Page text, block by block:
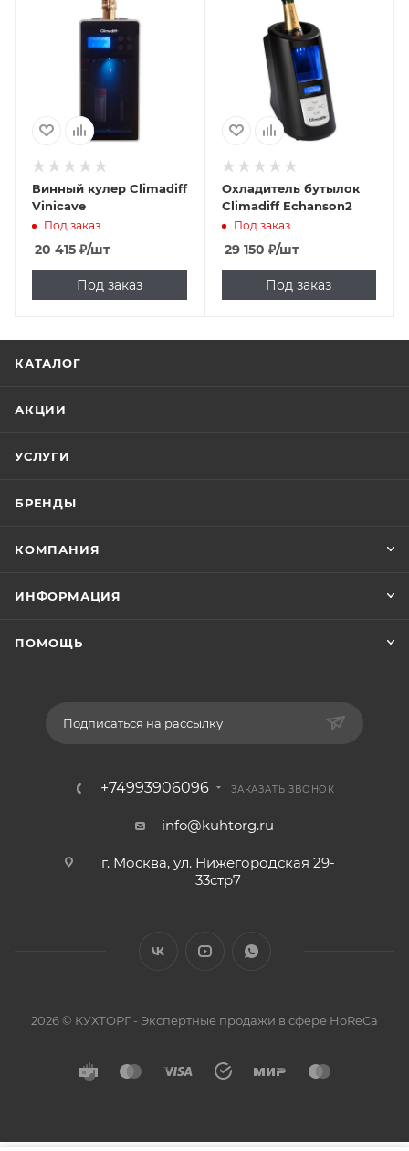
Винный кулер Climadiff
Vinicave
Под заказ
20 415 ₽/шт
Под заказ
Охладитель бутылок
Climadiff Echanson2
Под заказ
29 150 ₽/шт
Под заказ
КАТАЛОГ
АКЦИИ
УСЛУГИ
БРЕНДЫ
КОМПАНИЯ
ИНФОРМАЦИЯ
ПОМОЩЬ
Подписаться на рассылку
+74993906096 ЗАКАЗАТЬ ЗВОНОК
info@kuhtorg.ru
г. Москва, ул. Нижегородская 29-
33стр7
2026 © КУХТОРГ - Экспертные продажи в сфере HoReCa